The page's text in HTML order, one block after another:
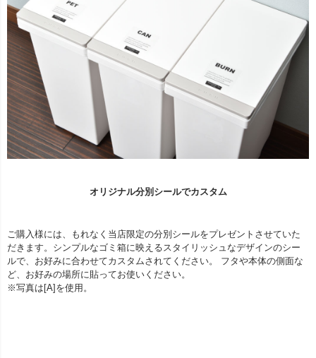
オリジナル分別シールでカスタム
ご購入様には、もれなく当店限定の分別シールをプレゼントさせていた
だきます。シンプルなゴミ箱に映えるスタイリッシュなデザインのシー
ルで、お好みに合わせてカスタムされてください。 フタや本体の側面な
ど、お好みの場所に貼ってお使いください。
※写真は[A]を使用。